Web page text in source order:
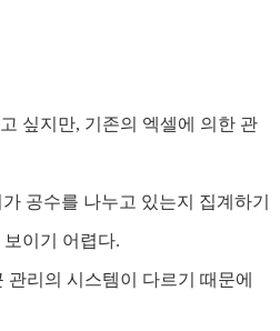
싶지만, 기존의 엑셀에 의한 관
공수를 나누고 있는지 집계하기
이기 어렵다.
관리의 시스템이 다르기 때문에